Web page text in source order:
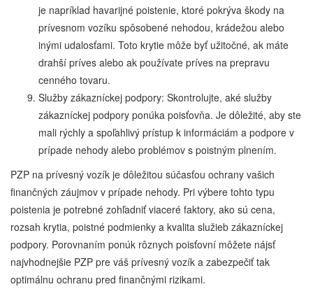
je napríklad havarijné poistenie, ktoré pokrýva škody na
prívesnom vozíku spôsobené nehodou, krádežou alebo
inými udalosťami. Toto krytie môže byť užitočné, ak máte
drahší príves alebo ak používate príves na prepravu
cenného tovaru.
Služby zákazníckej podpory: Skontrolujte, aké služby
zákazníckej podpory ponúka poisťovňa. Je dôležité, aby ste
mali rýchly a spoľahlivý prístup k informáciám a podpore v
prípade nehody alebo problémov s poistným plnením.
PZP na prívesný vozík je dôležitou súčasťou ochrany vašich
finančných záujmov v prípade nehody. Pri výbere tohto typu
poistenia je potrebné zohľadniť viaceré faktory, ako sú cena,
rozsah krytia, poistné podmienky a kvalita služieb zákazníckej
podpory. Porovnaním ponúk rôznych poisťovní môžete nájsť
najvhodnejšie PZP pre váš prívesný vozík a zabezpečiť tak
optimálnu ochranu pred finančnými rizikami.